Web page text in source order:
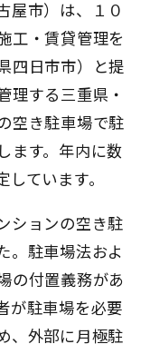
屋市）は、１０
工・賃貸管理を
四日市市）と提
理する三重県・
空き駐車場で駐
ます。年内に数
ています。
ションの空き駐
。駐車場法およ
の付置義務があ
が駐車場を必要
、外部に月極駐